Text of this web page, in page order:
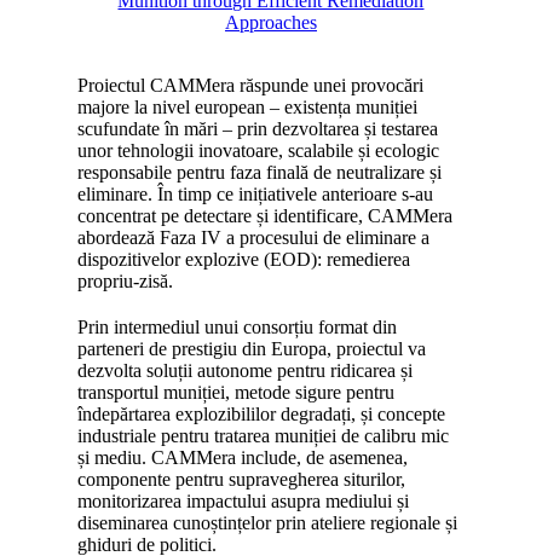
Proiectul CAMMera răspunde unei provocări
majore la nivel european – existența muniției
scufundate în mări – prin dezvoltarea și testarea
unor tehnologii inovatoare, scalabile și ecologic
responsabile pentru faza finală de neutralizare și
eliminare. În timp ce inițiativele anterioare s-au
concentrat pe detectare și identificare, CAMMera
abordează Faza IV a procesului de eliminare a
dispozitivelor explozive (EOD): remedierea
propriu-zisă.
Prin intermediul unui consorțiu format din
parteneri de prestigiu din Europa, proiectul va
dezvolta soluții autonome pentru ridicarea și
transportul muniției, metode sigure pentru
îndepărtarea explozibililor degradați, și concepte
industriale pentru tratarea muniției de calibru mic
și mediu. CAMMera include, de asemenea,
componente pentru supravegherea siturilor,
monitorizarea impactului asupra mediului și
diseminarea cunoștințelor prin ateliere regionale și
ghiduri de politici.